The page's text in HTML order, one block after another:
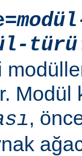
türü
Modül
,